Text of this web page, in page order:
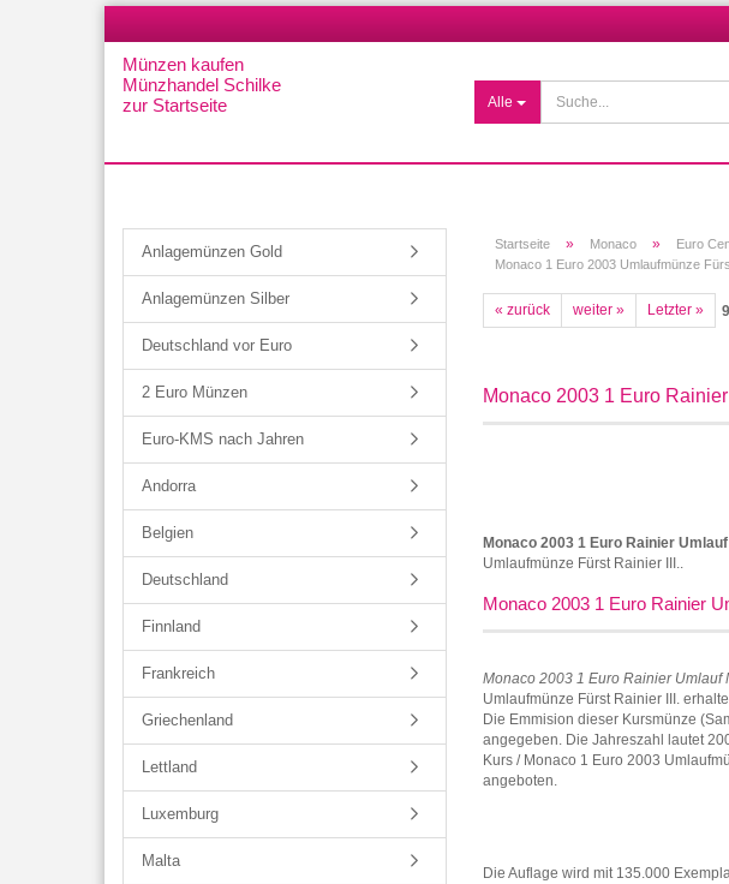
Münzen kaufen
Münzhandel Schilke
zur Startseite
Alle
Startseite » Monaco » Euro
Monaco 1 Euro 2003 Umlaufmünze
« zurück weiter » Letzter » 9
Monaco 2003 1 Euro
Monaco 2003 1 Euro Rainier
Umlaufmünze Fürst Rainier III..
Monaco 2003 1 Euro Rainier
Monaco 2003 1 Euro Rainier Umlauf
Umlaufmünze Fürst Rainier III.
Die Emmision dieser Kursmünze
angegeben. Die Jahreszahl lautet
Kurs / Monaco 1 Euro 2003
angeboten.
Die Auflage wird mit 135.000
Anlagemünzen Gold
Anlagemünzen Silber
Deutschland vor Euro
2 Euro Münzen
Euro-KMS nach Jahren
Andorra
Belgien
Deutschland
Finnland
Frankreich
Griechenland
Lettland
Luxemburg
Malta